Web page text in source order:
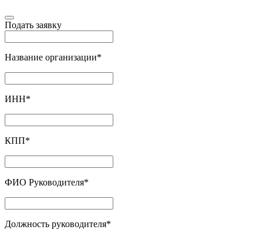
Подать заявку
Название организации*
ИНН*
КПП*
ФИО Руководителя*
Должность руководителя*